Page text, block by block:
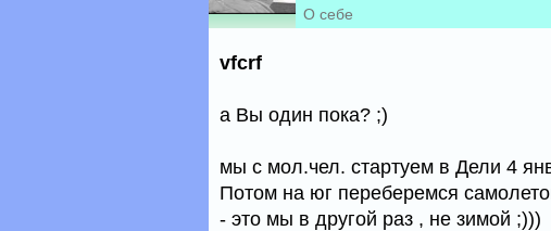
О себе
vfcrf
а Вы один пока? ;)
мы с мол.чел. стартуем в Дели 4
Потом на юг переберемся
- это мы в другой раз , не зимой ;)))